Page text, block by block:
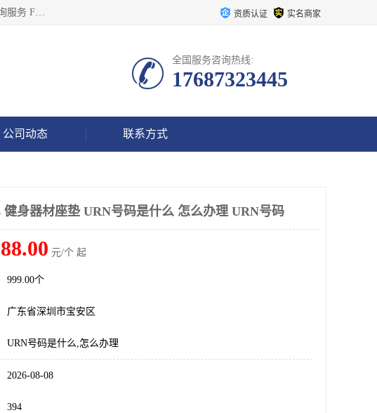
深圳市鼎顺检测认证有限公司专注于各类产品出口注册 产品注册 美国URN注册 跨境电商产品出口注册 产品出口注册咨询服务 FDA食品注册等我们是一家商务服务公司，为客户提供商标注册，本公司实力雄厚，能满足客户多种需求。 资质认证 实名商家
全国服务咨询热线:
17687323445
公司动态 联系方式
健身器材座垫 URN号码是什么 怎么办理 URN号码
元/个 起
999.00个
广东省深圳市宝安区
URN号码是什么,怎么办理
2026-08-08
394